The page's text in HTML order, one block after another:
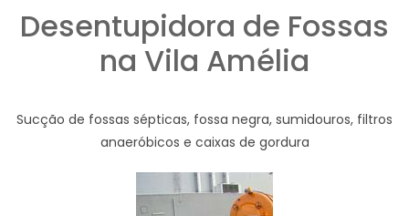
Desentupidora de Fossas
na Vila Amélia
Sucção de fossas sépticas, fossa negra, sumidouros, filtros
anaeróbicos e caixas de gordura